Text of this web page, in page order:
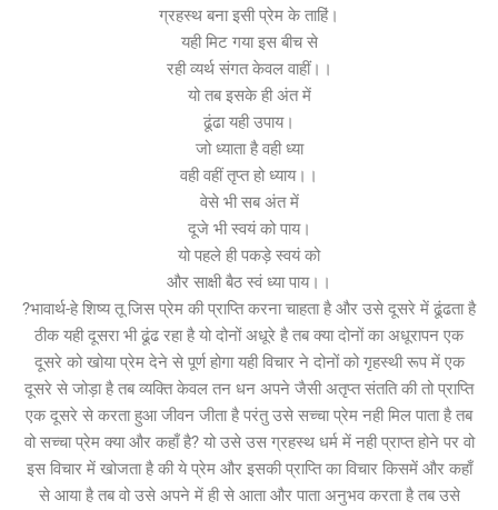
ग्रहस्थ बना इसी प्रेम के ताहिं।
यही मिट गया इस बीच से
रही व्यर्थ संगत केवल वाहीं।।
यो तब इसके ही अंत में
ढूंढा यही उपाय।
जो ध्याता है वही ध्या
वही वहीं तृप्त हो ध्याय।।
वेसे भी सब अंत में
दूजे भी स्वयं को पाय।
यो पहले ही पकड़े स्वयं को
और साक्षी बैठ स्वं ध्या पाय।।
?भावार्थ-हे शिष्य तू जिस प्रेम की प्राप्ति करना चाहता है और उसे दूसरे में ढूंढता है
ठीक यही दूसरा भी ढूंढ रहा है यो दोनों अधूरे है तब क्या दोनों का अधूरापन एक
दूसरे को खोया प्रेम देने से पूर्ण होगा यही विचार ने दोनों को गृहस्थी रूप में एक
दूसरे से जोड़ा है तब व्यक्ति केवल तन धन अपने जैसी अतृप्त संतति की तो प्राप्ति
एक दूसरे से करता हुआ जीवन जीता है परंतु उसे सच्चा प्रेम नही मिल पाता है तब
वो सच्चा प्रेम क्या और कहाँ है? यो उसे उस ग्रहस्थ धर्म में नही प्राप्त होने पर वो
इस विचार में खोजता है की ये प्रेम और इसकी प्राप्ति का विचार किसमें और कहाँ
से आया है तब वो उसे अपने में ही से आता और पाता अनुभव करता है तब उसे